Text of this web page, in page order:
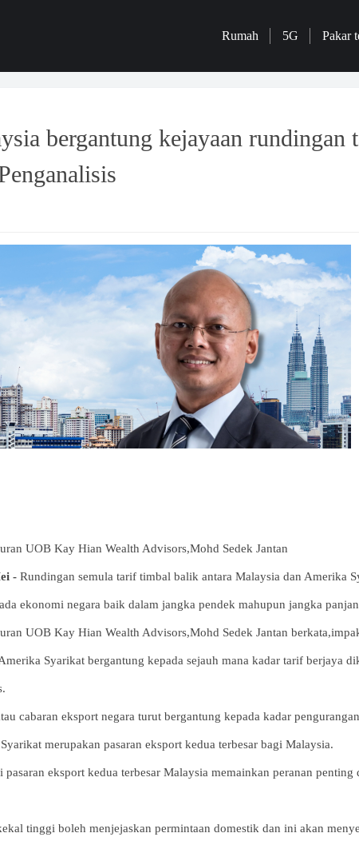
Rumah 5G Pakar
bergantung kejayaan rundingan
UOB Kay Hian Wealth Advisors,Mohd Sedek Jantan
- Rundingan semula tarif timbal balik antara Malaysia dan Amerika
ekonomi negara baik dalam jangka pendek mahupun jangka
UOB Kay Hian Wealth Advisors,Mohd Sedek Jantan
Syarikat bergantung kepada sejauh mana kadar tarif berjaya
cabaran eksport negara turut bergantung kepada kadar
merupakan pasaran eksport kedua terbesar bagi Malaysia.
eksport kedua terbesar Malaysia memainkan peranan penting
tinggi boleh menjejaskan permintaan domestik dan ini akan